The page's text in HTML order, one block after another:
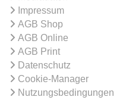
Impressum
AGB Shop
AGB Online
AGB Print
Datenschutz
Cookie-Manager
Nutzungsbedingungen